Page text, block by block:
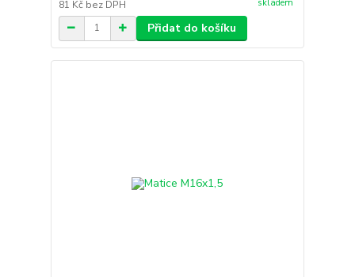
81 Kč bez DPH skladem
Přidat do košíku